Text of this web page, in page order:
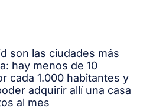
son las ciudades más
hay menos de 10
cada 1.000 habitantes y
adquirir allí una casa
al mes